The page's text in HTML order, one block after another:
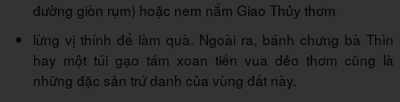
đường giòn rụm) hoặc nem nắm Giao Thủy thơm
lừng vị thính để làm quà. Ngoài ra, bánh chưng bà Thìn
hay một túi gạo tám xoan tiến vua dẻo thơm cũng là
những đặc sản trứ danh của vùng đất này.